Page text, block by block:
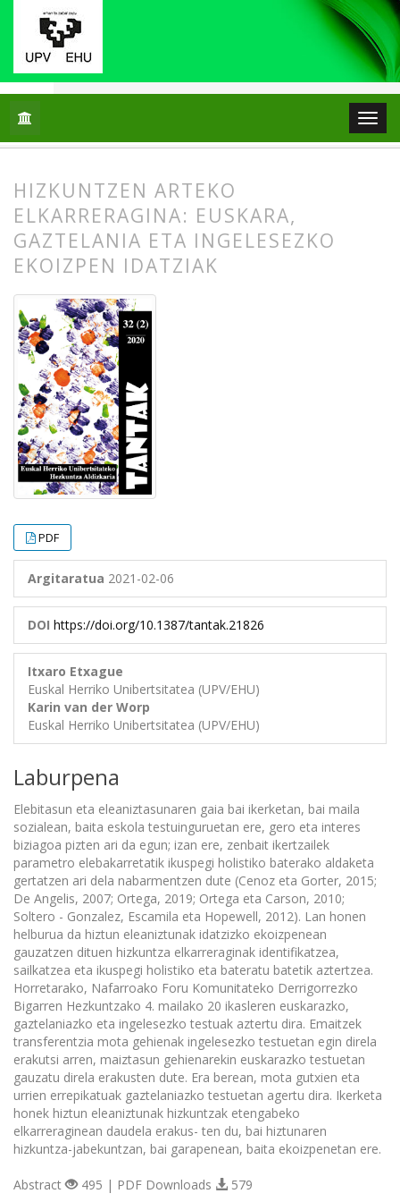
Hasiera Artikuluak
HIZKUNTZEN ARTEKO
ELKARRERAGINA: EUSKARA,
GAZTELANIA ETA INGELESEZKO
EKOIZPEN IDATZIAK
PDF
Argitaratua 2021-02-06
DOI https://doi.org/10.1387/tantak.21826
Itxaro Etxague
Euskal Herriko Unibertsitatea (UPV/EHU)
Karin van der Worp
Euskal Herriko Unibertsitatea (UPV/EHU)
Laburpena
Elebitasun eta eleaniztasunaren gaia bai ikerketan, bai maila
sozialean, baita eskola testuinguruetan ere, gero eta interes
biziagoa pizten ari da egun; izan ere, zenbait ikertzailek
parametro elebakarretatik ikuspegi holistiko baterako aldaketa
gertatzen ari dela nabarmentzen dute (Cenoz eta Gorter, 2015;
De Angelis, 2007; Ortega, 2019; Ortega eta Carson, 2010;
Soltero - Gonzalez, Escamila eta Hopewell, 2012). Lan honen
helburua da hiztun eleaniztunak idatzizko ekoizpenean
gauzatzen dituen hizkuntza elkarreraginak identifikatzea,
sailkatzea eta ikuspegi holistiko eta bateratu batetik aztertzea.
Horretarako, Nafarroako Foru Komunitateko Derrigorrezko
Bigarren Hezkuntzako 4. mailako 20 ikasleren euskarazko,
gaztelaniazko eta ingelesezko testuak aztertu dira. Emaitzek
transferentzia mota gehienak ingelesezko testuetan egin direla
erakutsi arren, maiztasun gehienarekin euskarazko testuetan
gauzatu direla erakusten dute. Era berean, mota gutxien eta
urrien errepikatuak gaztelaniazko testuetan agertu dira. Ikerketa
honek hiztun eleaniztunak hizkuntzak etengabeko
elkarreraginean daudela erakus- ten du, bai hiztunaren
hizkuntza-jabekuntzan, bai garapenean, baita ekoizpenetan ere.
Abstract 495 | PDF Downloads 579